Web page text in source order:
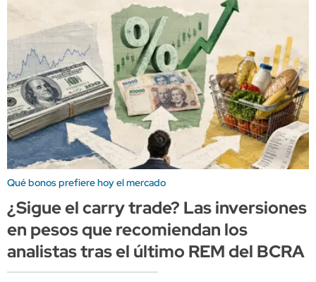
Qué bonos prefiere hoy el mercado
¿Sigue el carry trade? Las inversiones
en pesos que recomiendan los
analistas tras el último REM del BCRA